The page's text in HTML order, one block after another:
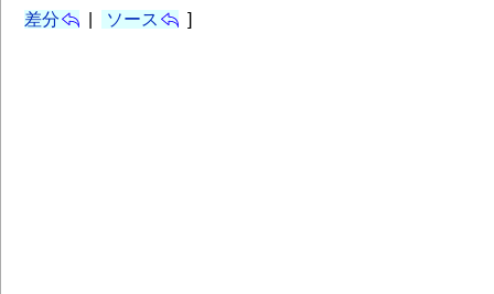
差分
ソース ]